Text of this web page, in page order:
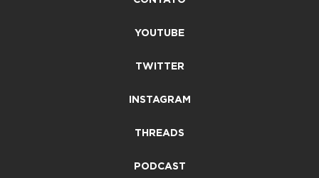
YOUTUBE
TWITTER
INSTAGRAM
THREADS
PODCAST